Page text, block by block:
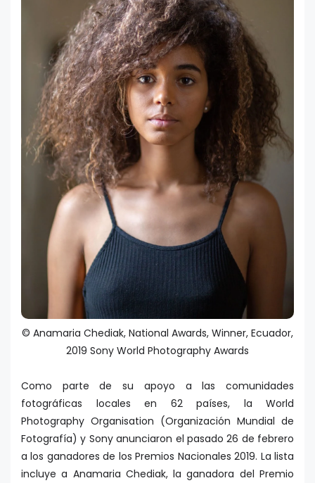
© Anamaria Chediak, National Awards, Winner, Ecuador,
2019 Sony World Photography Awards
Como parte de su apoyo a las comunidades
fotográficas locales en 62 países, la World
Photography Organisation (Organización Mundial de
Fotografía) y Sony anunciaron el pasado 26 de febrero
a los ganadores de los Premios Nacionales 2019. La lista
incluye a Anamaria Chediak, la ganadora del Premio